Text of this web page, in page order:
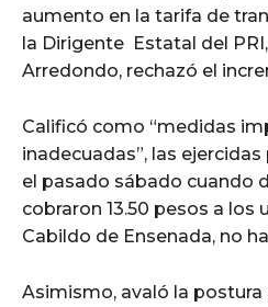
aumento en la tarifa de
la Dirigente Estatal del
Arredondo, rechazó el
Calificó como “medidas
inadecuadas”, las
el pasado sábado cuando
cobraron 13.50 pesos a los
Cabildo de Ensenada, no
Asimismo, avaló la